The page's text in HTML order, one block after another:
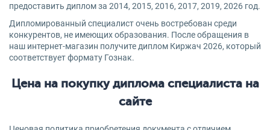
предоставить диплом за 2014, 2015, 2016, 2017, 2019, 2026 год.
Дипломированный специалист очень востребован среди
конкурентов, не имеющих образования. После обращения в
наш интернет-магазин получите диплом Киржач 2026, который
соответствует формату Гознак.
Цена на покупку диплома специалиста на
сайте